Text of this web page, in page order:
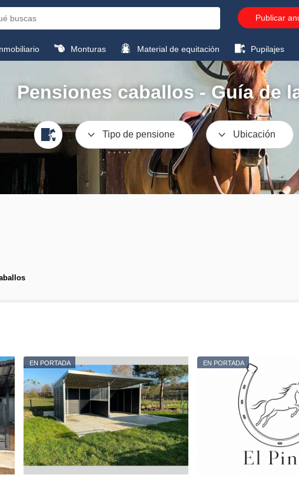
Publicar
Monturas Material de equitación Pupilajes
Pensiones caballos - Guía de
Tipo de pensione Ubicación
EN PORTADA EN PORTADA